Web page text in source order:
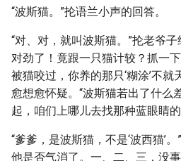
“波斯猫。”抡语兰小声的回答。
“对、对，就叫波斯猫。”抡老爷
对劲了！竟跟一只猫计较？抓一
被猫咬过，你养的那只‘糊涂’不
愈想愈怀疑。“波斯猫若出了什么
起，咱们上哪儿去找那种蓝眼睛
“爹爹，是波斯猫，不是‘波西猫’
他是否气消了。一、二、三，没事